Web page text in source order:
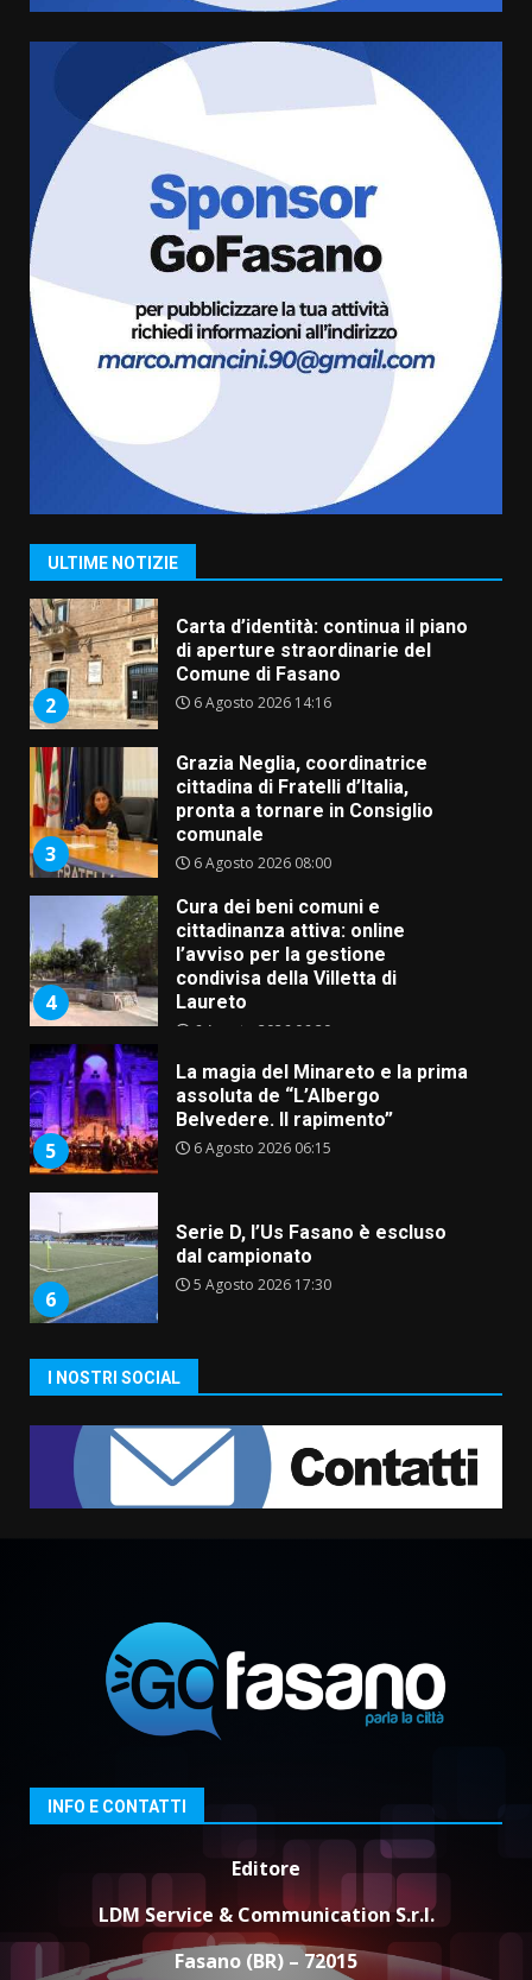
ULTIME NOTIZIE
assoluta de “L’Albergo
Belvedere. Il rapimento”
6 Agosto 2026 06:15
Serie D, l’Us Fasano è escluso
dal campionato
5 Agosto 2026 17:30
Truffatori in azione nelle
frazioni fasanesi
5 Agosto 2026 11:03
1
Fasanese ferito a colpi di arma
da fuoco
6 Agosto 2026 18:13
2
Carta d’identità: continua il piano
di aperture straordinarie del
Comune di Fasano
6 Agosto 2026 14:16
3
Grazia Neglia, coordinatrice
cittadina di Fratelli d’Italia,
pronta a tornare in Consiglio
comunale
6 Agosto 2026 08:00
4
Cura dei beni comuni e
cittadinanza attiva: online
l’avviso per la gestione
condivisa della Villetta di
Laureto
6 Agosto 2026 06:20
5
La magia del Minareto e la prima
assoluta de “L’Albergo
Belvedere. Il rapimento”
6 Agosto 2026 06:15
6
Serie D, l’Us Fasano è escluso
dal campionato
5 Agosto 2026 17:30
Truffatori in azione nelle
5 Agosto 2026 11:03
Carta d’identità: continua il piano
di aperture straordinarie del
Comune di Fasano
6 Agosto 2026 14:16
Grazia Neglia, coordinatrice
cittadina di Fratelli d’Italia,
pronta a tornare in Consiglio
comunale
6 Agosto 2026 08:00
Cura dei beni comuni e
cittadinanza attiva: online
I NOSTRI SOCIAL
INFO E CONTATTI
Editore
LDM Service & Communication S.r.l.
Fasano (BR) – 72015